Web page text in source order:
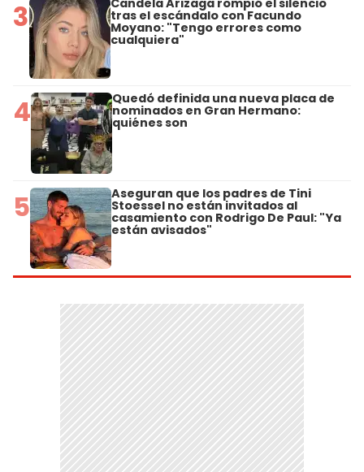
3 Candela Arizaga rompió el silencio
tras el escándalo con Facundo
Moyano: "Tengo errores como
cualquiera"
4 Quedó definida una nueva placa de
nominados en Gran Hermano:
quiénes son
5 Aseguran que los padres de Tini
Stoessel no están invitados al
casamiento con Rodrigo De Paul: "Ya
están avisados"